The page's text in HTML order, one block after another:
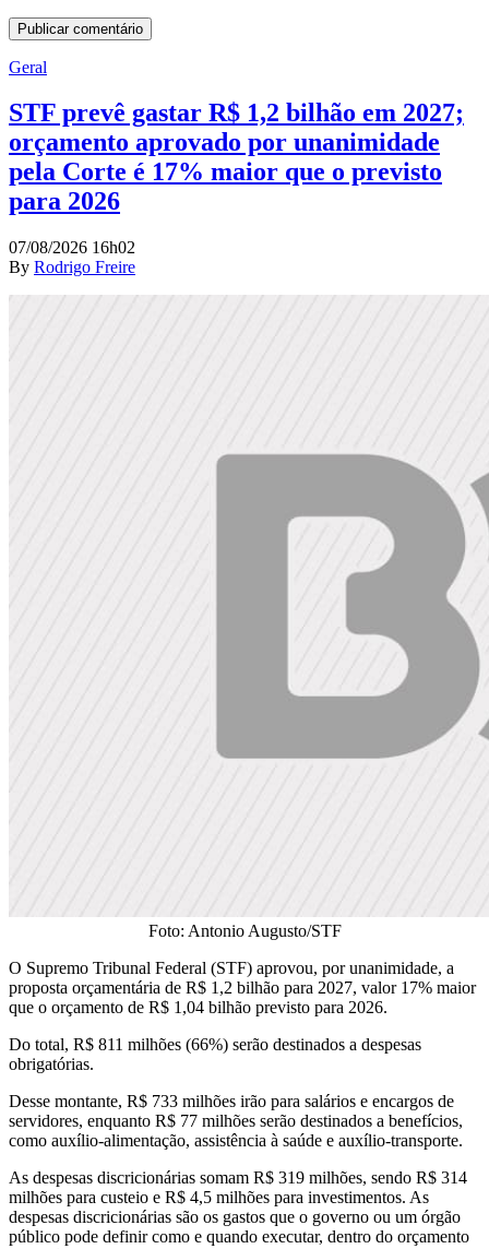
Geral
STF prevê gastar R$ 1,2 bilhão em 2027;
orçamento aprovado por unanimidade
pela Corte é 17% maior que o previsto
para 2026
07/08/2026 16h02
By Rodrigo Freire
Foto: Antonio Augusto/STF
O Supremo Tribunal Federal (STF) aprovou, por unanimidade, a
proposta orçamentária de R$ 1,2 bilhão para 2027, valor 17% maior
que o orçamento de R$ 1,04 bilhão previsto para 2026.
Do total, R$ 811 milhões (66%) serão destinados a despesas
obrigatórias.
Desse montante, R$ 733 milhões irão para salários e encargos de
servidores, enquanto R$ 77 milhões serão destinados a benefícios,
como auxílio-alimentação, assistência à saúde e auxílio-transporte.
As despesas discricionárias somam R$ 319 milhões, sendo R$ 314
milhões para custeio e R$ 4,5 milhões para investimentos. As
despesas discricionárias são os gastos que o governo ou um órgão
público pode definir como e quando executar, dentro do orçamento